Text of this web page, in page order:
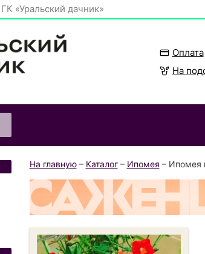
«Уральский дачник»
Оплата
На
На главную– Каталог– Ипомея – Ипомея